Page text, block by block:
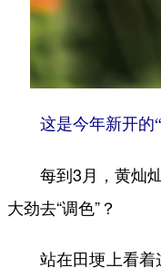
这是今年新开的
每到3月，黄灿灿
大劲去“调色”？
站在田埂上看着这